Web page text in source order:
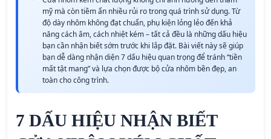
mỹ mà còn tiềm ẩn nhiều rủi ro trong quá trình sử dụng. Từ
độ dày nhôm không đạt chuẩn, phụ kiện lỏng lẻo đến khả
năng cách âm, cách nhiệt kém – tất cả đều là những dấu hiệu
bạn cần nhận biết sớm trước khi lắp đặt. Bài viết này sẽ giúp
bạn dễ dàng nhận diện 7 dấu hiệu quan trọng để tránh “tiền
mất tật mang” và lựa chọn được bộ cửa nhôm bền đẹp, an
toàn cho công trình.
7 DẤU HIỆU NHẬN BIẾT